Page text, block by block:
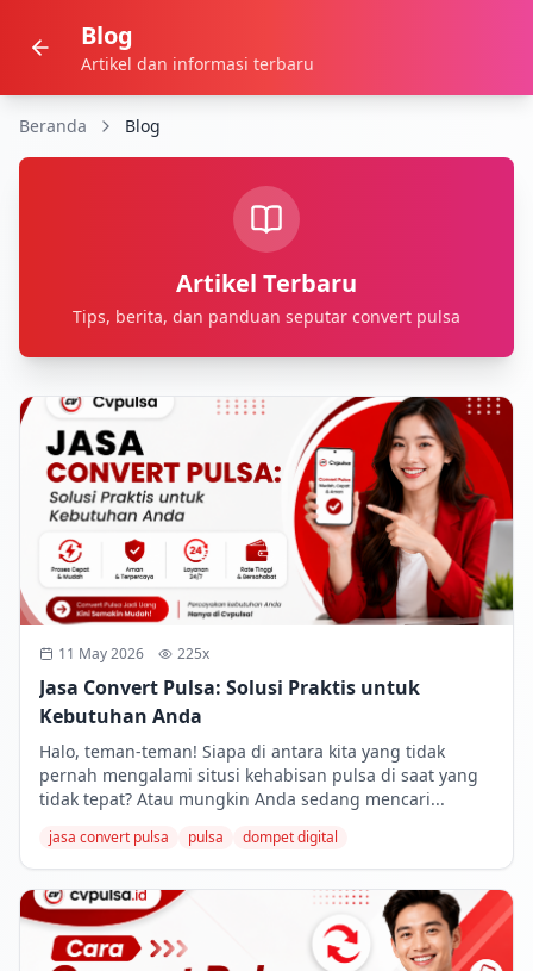
Blog
Artikel dan informasi terbaru
Beranda Blog
Artikel Terbaru
Tips, berita, dan panduan seputar convert pulsa
11 May 2026 225x
Jasa Convert Pulsa: Solusi Praktis untuk
Kebutuhan Anda
Halo, teman-teman! Siapa di antara kita yang tidak
pernah mengalami situsi kehabisan pulsa di saat yang
tidak tepat? Atau mungkin Anda sedang mencari...
jasa convert pulsa pulsa dompet digital